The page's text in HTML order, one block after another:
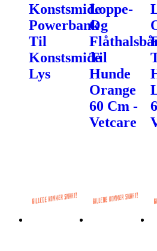
Konstsmide
Powerbank
Til
Konstsmide
Lys
Loppe-
Og
Til
Hunde
Orange
60 Cm -
Vetcare